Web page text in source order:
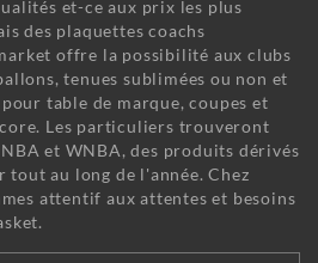
et-ce aux prix les plus
des plaquettes coachs
offre la possibilité aux clubs
tenues sublimées ou non et
table de marque, coupes et
Les particuliers trouveront
et WNBA, des produits dérivés
au long de l'année. Chez
attentif aux attentes et besoins